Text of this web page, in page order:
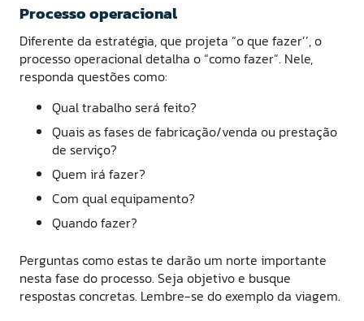
Processo operacional
Diferente da estratégia, que projeta “o que fazer’’, o
processo operacional detalha o “como fazer”. Nele,
responda questões como:
Qual trabalho será feito?
Quais as fases de fabricação/venda ou prestação
de serviço?
Quem irá fazer?
Com qual equipamento?
Quando fazer?
Perguntas como estas te darão um norte importante
nesta fase do processo. Seja objetivo e busque
respostas concretas. Lembre-se do exemplo da viagem.